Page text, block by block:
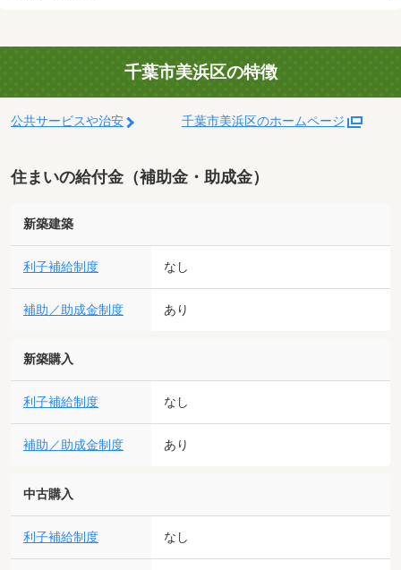
千葉市美浜区の特徴
公共サービスや治安 千葉市美浜区のホームページ
住まいの給付金（補助金・助成金）
新築建築
利子補給制度 なし
補助／助成金制度 あり
新築購入
利子補給制度 なし
補助／助成金制度 あり
中古購入
利子補給制度 なし